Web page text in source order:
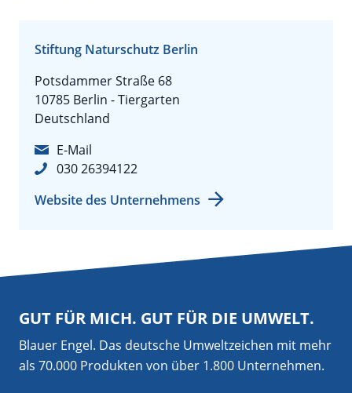
Stiftung Naturschutz Berlin
Potsdammer Straße 68
10785 Berlin - Tiergarten
Deutschland
E-Mail
030 26394122
Website des Unternehmens
GUT FÜR MICH. GUT FÜR DIE UMWELT.
Blauer Engel. Das deutsche Umweltzeichen mit mehr
als 70.000 Produkten von über 1.800 Unternehmen.